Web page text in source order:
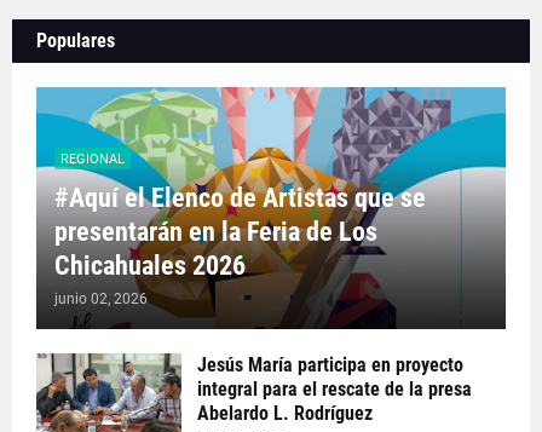
Populares
REGIONAL
#Aquí el Elenco de Artistas que se
presentarán en la Feria de Los
Chicahuales 2026
junio 02, 2026
Jesús María participa en proyecto
integral para el rescate de la presa
Abelardo L. Rodríguez